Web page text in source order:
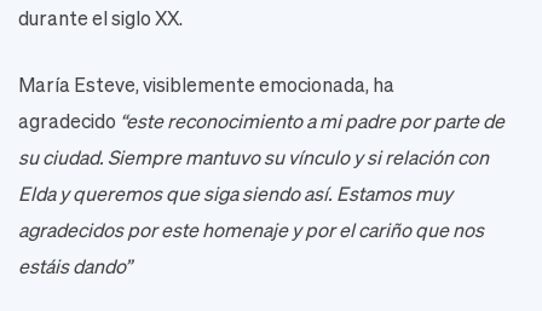
durante el siglo XX.
María Esteve, visiblemente emocionada, ha
agradecido “este reconocimiento a mi padre por parte de
su ciudad. Siempre mantuvo su vínculo y si relación con
Elda y queremos que siga siendo así. Estamos muy
agradecidos por este homenaje y por el cariño que nos
estáis dando”